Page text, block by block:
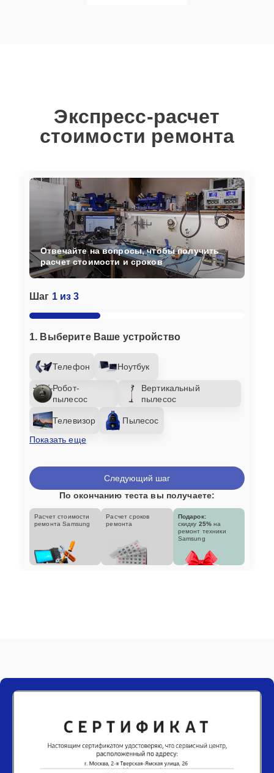
Экспресс-расчет
стоимости ремонта
Шаг 1 из 3
1. Выберите Ваше устройство
Телефон Ноутбук
Робот-
пылесос
Вертикальный
пылесос
Телевизор
Пылесос
Показать еще
Отвечайте на вопросы, чтобы получить
расчет стоимости и сроков
Следующий шаг
По окончанию теста вы получаете:
Расчет стоимости
ремонта Samsung
Расчет сроков
ремонта
Подарок:
скидку 25% на
ремонт техники
Samsung